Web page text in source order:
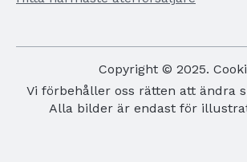
Copyright © 2025.
Vi förbehåller oss rätten att ändra
Alla bilder är endast för